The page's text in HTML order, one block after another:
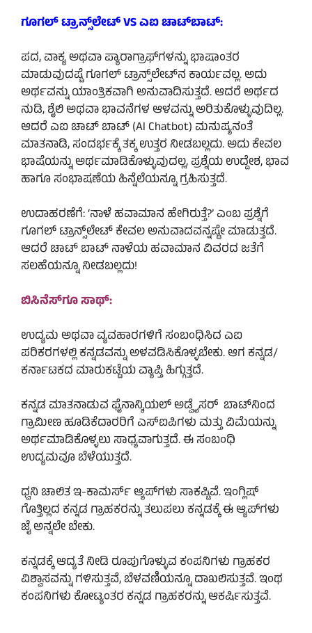
ಗೂಗಲ್ ಟ್ರಾನ್ಸ್‌ಲೇಟ್ VS ಎಐ ಚಾಟ್‌ಬಾಟ್:
ಪದ, ವಾಕ್ಯ ಅಥವಾ ಪ್ಯಾರಾಗ್ರಾಫ್‌ಗಳನ್ನು ಭಾಷಾಂತರ
ಮಾಡುವುದಷ್ಟೆ ಗೂಗಲ್ ಟ್ರಾನ್ಸ್‌ಲೇಟ್‌ನ ಕಾರ್ಯವಲ್ಲ. ಅದು
ಅರ್ಥವನ್ನು ಯಾಂತ್ರಿಕವಾಗಿ ಅನುವಾದಿಸುತ್ತದೆ. ಆದರೆ ಅರ್ಥದ
ನುಡಿ, ಶೈಲಿ ಅಥವಾ ಭಾವನೆಗಳ ಆಳವನ್ನು ಅರಿತುಕೊಳ್ಳುವುದಿಲ್ಲ.
ಆದರೆ ಎಐ ಚಾಟ್‌ ಬಾಟ್‌ (Al Chatbot) ಮನುಷ್ಯನಂತೆ
ಮಾತನಾಡಿ, ಸಂದರ್ಭಕ್ಕೆ ತಕ್ಕ ಉತ್ತರ ನೀಡಬಲ್ಲದು. ಅದು ಕೇವಲ
ಭಾಷೆಯನ್ನು ಅರ್ಥಮಾಡಿಕೊಳ್ಳುವುದಲ್ಲ, ಪ್ರಶ್ನೆಯ ಉದ್ದೇಶ, ಭಾವ
ಹಾಗೂ ಸಂಭಾಷಣೆಯ ಹಿನ್ನೆಲೆಯನ್ನೂ ಗ್ರಹಿಸುತ್ತದೆ.
ಉದಾಹರಣೆಗೆ: ‘ನಾಳೆ ಹವಾಮಾನ ಹೇಗಿರುತ್ತೆ?’ ಎಂಬ ಪ್ರಶ್ನೆಗೆ
ಗೂಗಲ್ ಟ್ರಾನ್ಸ್‌ಲೇಟ್ ಕೇವಲ ಅನುವಾದವನ್ನಷ್ಟೇ ಮಾಡುತ್ತದೆ.
ಆದರೆ ಚಾಟ್ ಬಾಟ್ ನಾಳೆಯ ಹವಾಮಾನ ವಿವರದ ಜತೆಗೆ
ಸಲಹೆಯನ್ನೂ ನೀಡಬಲ್ಲದು!
ಬಿಸಿನೆಸ್‌ಗೂ ಸಾಥ್:
ಉದ್ಯಮ ಅಥವಾ ವ್ಯವಹಾರಗಳಿಗೆ ಸಂಬಂಧಿಸಿದ ಎಐ
ಪರಿಕರಗಳಲ್ಲಿ ಕನ್ನಡವನ್ನು ಅಳವಡಿಸಿಕೊಳ್ಳಬೇಕು. ಆಗ ಕನ್ನಡ/
ಕರ್ನಾಟಕದ ಮಾರುಕಟ್ಟೆಯ ವ್ಯಾಪ್ತಿ ಹಿಗ್ಗುತ್ತದೆ.
ಕನ್ನಡ ಮಾತನಾಡುವ ಫೈನಾನ್ಶಿಯಲ್ ಅಡ್ವೈಸರ್ ಬಾಟ್‌ನಿಂದ
ಗ್ರಾಮೀಣ ಹೂಡಿಕೆದಾರರಿಗೆ ಎಸ್‌ಐಪಿಗಳು ಮತ್ತು ವಿಮೆಯನ್ನು
ಅರ್ಥಮಾಡಿಕೊಳ್ಳಲು ಸಾಧ್ಯವಾಗುತ್ತದೆ. ಈ ಸಂಬಂಧಿ
ಉದ್ಯಮವೂ ಬೆಳೆಯುತ್ತದೆ.
ಧ್ವನಿ ಚಾಲಿತ ಇ-ಕಾಮರ್ಸ್ ಆ್ಯಪ್‌ಗಳು ಸಾಕಷ್ಟಿವೆ. ಇಂಗ್ಲಿಷ್
ಗೊತ್ತಿಲ್ಲದ ಕನ್ನಡ ಗ್ರಾಹಕರನ್ನು ತಲುಪಲು ಕನ್ನಡಕ್ಕೆ ಈ ಆ್ಯಪ್‌ಗಳು
ಜೈ ಅನ್ನಲೇ ಬೇಕು.
ಕನ್ನಡಕ್ಕೆ ಆದ್ಯತೆ ನೀಡಿ ರೂಪುಗೊಳ್ಳುವ ಕಂಪನಿಗಳು ಗ್ರಾಹಕರ
ವಿಶ್ವಾಸವನ್ನು ಗಳಿಸುತ್ತವೆ, ಬೆಳವಣಿಯನ್ನೂ ದಾಖಲಿಸುತ್ತವೆ. ಇಂಥ
ಕಂಪನಿಗಳು ಕೋಟ್ಯಂತರ ಕನ್ನಡ ಗ್ರಾಹಕರನ್ನು ಆಕರ್ಷಿಸುತ್ತವೆ.